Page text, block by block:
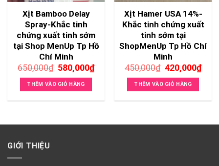
Xịt Bamboo Delay
Spray-Khắc tinh
chứng xuất tinh sớm
tại Shop MenUp Tp Hồ
Chí Minh
650,000₫ Giá
gốc
là:
650,000₫.
580,000₫Giá
580,000₫.
THÊM VÀO GIỎ HÀNG
Xịt Hamer USA 14%-
Khắc tinh chứng xuất
tinh sớm tại
ShopMenUp Tp Hồ Chí
Minh
450,000₫ Giá
gốc
là:
450,000₫.
420,000₫Giá
THÊM VÀO GIỎ HÀNG
GIỚI THIỆU